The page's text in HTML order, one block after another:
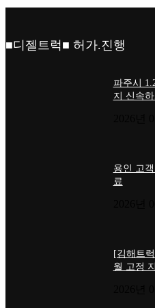
■디젤트럭■ 허가.진행
파주시
지 신속
용인 고
료
[김해트
월 고정